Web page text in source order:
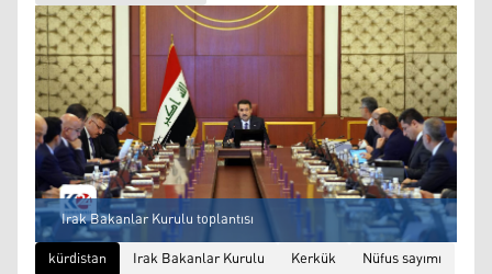
Irak Bakanlar Kurulu toplantısı
kürdistan
Irak Bakanlar Kurulu Kerkük Nüfus sayımı